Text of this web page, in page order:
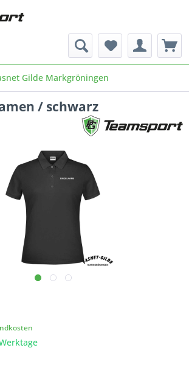
Gilde Markgröningen
/ schwarz